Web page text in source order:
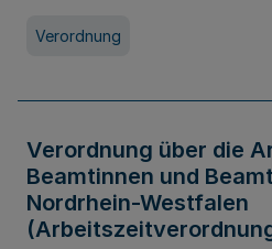
Verordnung
Verordnung über die
Beamtinnen und
Nordrhein-Westfalen